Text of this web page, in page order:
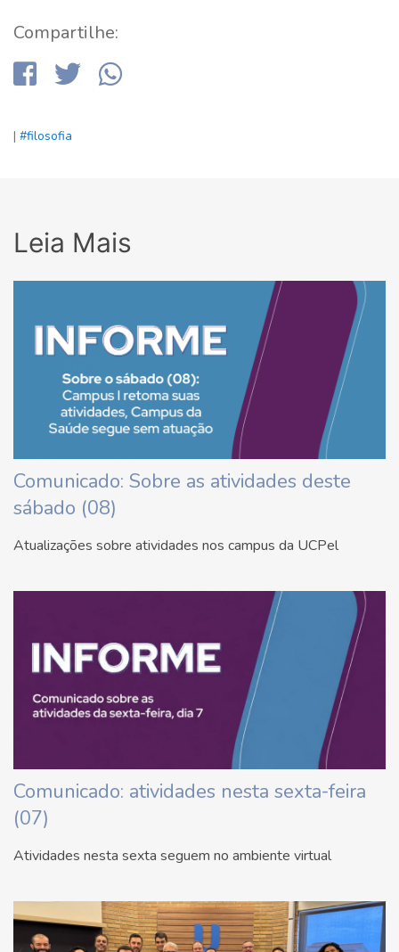
Compartilhe:
| #filosofia
Leia Mais
Comunicado: Sobre as atividades deste
sábado (08)
Atualizações sobre atividades nos campus da UCPel
Comunicado: atividades nesta sexta-feira
(07)
Atividades nesta sexta seguem no ambiente virtual